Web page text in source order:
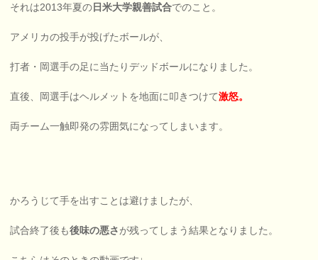
それは2013年夏の日米大学親善試合でのこと。
アメリカの投手が投げたボールが、
打者・岡選手の足に当たりデッドボールになりました。
直後、岡選手はヘルメットを地面に叩きつけて激怒。
両チーム一触即発の雰囲気になってしまいます。
かろうじて手を出すことは避けましたが、
試合終了後も後味の悪さが残ってしまう結果となりました。